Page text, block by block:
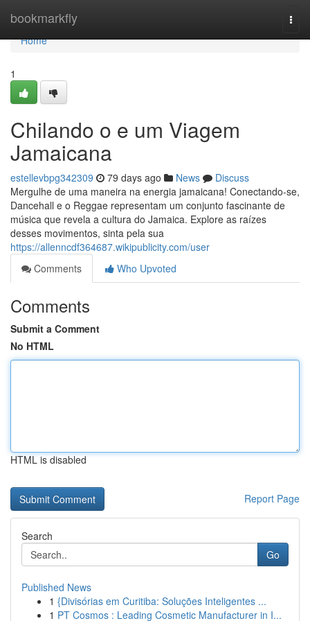
bookmarkfly
Home
Home
1
Chilando o e um Viagem
Jamaicana
estellevbpg342309 79 days ago News
Discuss
Mergulhe de uma maneira na energia jamaicana! Conectando-se,
Dancehall e o Reggae representam um conjunto fascinante de
música que revela a cultura do Jamaica. Explore as raízes
desses movimentos, sinta pela sua
https://allenncdf364687.wikipublicity.com/user
Comments
Who Upvoted
Comments
Submit a Comment
No HTML
HTML is disabled
Report Page
Search
Go
Published News
1 {Divisórias em Curitiba: Soluções Inteligentes ...
1 PT Cosmos : Leading Cosmetic Manufacturer in I...